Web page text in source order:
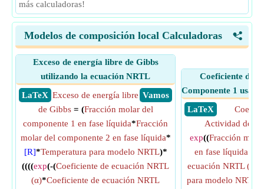
más calculadoras!
<
Modelos de composición local Calculadoras
Exceso de energía libre de Gibbs
utilizando la ecuación NRTL
​ LaTeX
​ Vamos
Exceso de energía libre
de Gibbs= (Fracción molar del
componente 1 en fase líquida*Fracción
molar del componente 2 en fase líquida*
[R]*Temperatura para modelo NRTL)*
((((exp(-(Coeficiente de ecuación NRTL
(α)*Coeficiente de ecuación NRTL
Coeficiente de
Componente 1
​ LaTeX
Actividad del
exp((Fracción
en fase líquida
ecuación NRTL
para modelo NRTL